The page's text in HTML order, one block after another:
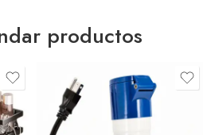
productos